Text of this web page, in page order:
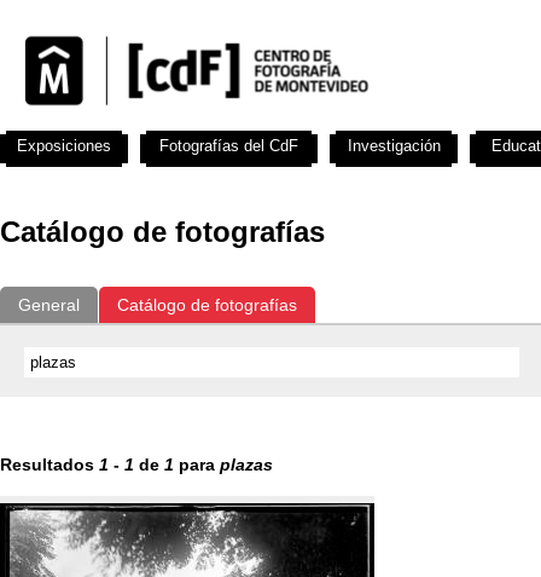
Catálogo de fotografías
General Catálogo de fotografías
Resultados 1 - 1 de 1 para plazas
Exposiciones Fotografías del CdF Investigación